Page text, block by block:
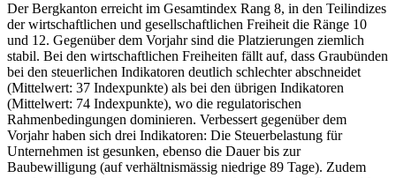
Der Bergkanton erreicht im Gesamtindex Rang 8, in den Teilindizes
der wirtschaftlichen und gesellschaftlichen Freiheit die Ränge 10
und 12. Gegenüber dem Vorjahr sind die Platzierungen ziemlich
stabil. Bei den wirtschaftlichen Freiheiten fällt auf, dass Graubünden
bei den steuerlichen Indikatoren deutlich schlechter abschneidet
(Mittelwert: 37 Indexpunkte) als bei den übrigen Indikatoren
(Mittelwert: 74 Indexpunkte), wo die regulatorischen
Rahmenbedingungen dominieren. Verbessert gegenüber dem
Vorjahr haben sich drei Indikatoren: Die Steuerbelastung für
Unternehmen ist gesunken, ebenso die Dauer bis zur
Baubewilligung (auf verhältnismässig niedrige 89 Tage). Zudem